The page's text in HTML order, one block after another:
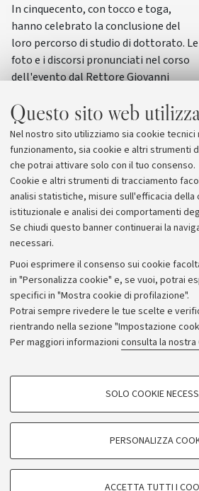
Questo sito web
Nel nostro sito utilizziamo sia cookie tecnici
funzionamento, sia cookie e altri strumenti
che potrai attivare solo con il tuo consenso.
Cookie e altri strumenti di tracciamento
analisi statistiche, misure sull'efficacia della
istituzionale e analisi dei comportamenti
Se chiudi questo banner continuerai la
necessari.
Puoi esprimere il consenso sui cookie
in "Personalizza cookie" e, se vuoi, potrai
specifici in "Mostra cookie di profilazione".
Potrai sempre rivedere le tue scelte e
rientrando nella sezione "Impostazione
Per maggiori informazioni consulta la
COOKIE DI PROFILAZIONE -
COOKIE TECNICI - NECESSARI
SOLO COOKIE
PERSONALIZZA
ACCETTA TUTTI I
In cinquecento, con tocco e toga,
hanno celebrato la conclusione del
loro percorso di studio di dottorato. Le
foto e i discorsi pronunciati nel corso
dell'evento dal Rettore Giovanni
Elisabetta Tola e dal genetista Guido
Barbujani
Archivio
Comunicati
Redazione
Rassegna
© Copyright 2026 - ALMA MATER
Bologna - Via Zamboni, 33 - 40126
CF: 80007010376